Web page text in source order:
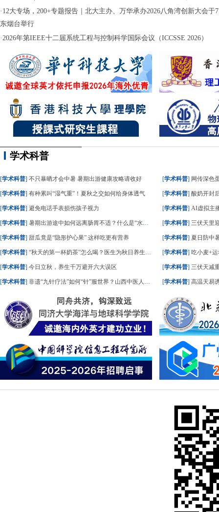
· 12大专场，200+专题报告｜北大主办、万华承办2026八角湾创新大会于
东烟台举行
·2026年第IEEE十二届系统工程与控制科学国际会议（ICCSSE 2026）
学术科普
[学术科普] 不只暴晒才会中暑 暑期出游健康攻略请收好
[学术科普] 有种累叫“湿气重”！夏秋之交如何给身体透气
[学术科普] 避免电话手表损伤孩子视力
[学术科普] 暑期出游途中如何远离肠胃不适？什么是“水土不服”？一文了解
[学术科普] 甜瓜竟是“隐形护心果” 这样吃更有营养
[学术科普] “秋天的第一杯奶茶”怎么喝？医生为秋日养生饮食划重点
[学术科普] 今日立秋，养生千万避开六大误区
[学术科普] 非遗“九针疗法”如何“针”服世界？山西中医人这样答
[学术科普] 网传深色蛋
[学术科普] 酸奶开封
[学术科普] AI虚拟主播
[学术科普] 三伏天里
[学术科普] 夏日防中
[学术科普] 吃小麦+
[学术科普] 三伏天减重
[学术科普] 高温天易